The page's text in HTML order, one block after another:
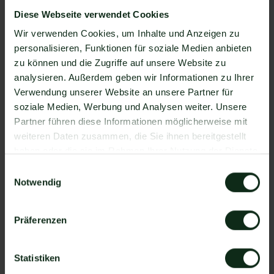
Diese Webseite verwendet Cookies
Wir verwenden Cookies, um Inhalte und Anzeigen zu
personalisieren, Funktionen für soziale Medien anbieten
zu können und die Zugriffe auf unsere Website zu
analysieren. Außerdem geben wir Informationen zu Ihrer
Verwendung unserer Website an unsere Partner für
soziale Medien, Werbung und Analysen weiter. Unsere
Partner führen diese Informationen möglicherweise mit
weiteren Daten zusammen, die Sie ihnen bereitgestellt
Notwendig
Präferenzen
Statistiken
von GetScreenshot und WhatsApp zu
ermöglichen. Mit Mateo stehen Ihnen dank der
Zapier Integration über 6.000 Apps zur
Verfügung, die Sie mit WhatsApp verbinden
können. Darunter ist natürlich auch GetScreenshot
!
Da der Einrichtungsprozess der Integration je nach
dem Anbieter der WhatsApp API Schnittstelle
differenziert, gibt es keine allgemein gültige
Anleitung. Wir zeigen Ihnen im Folgenden, wie die
Einrichtung der Integration von GetScreenshot und
WhatsApp mit Mateo funktioniert.
GetScreenshot und WhatsApp
Account und Mateo Konto hinzufügen